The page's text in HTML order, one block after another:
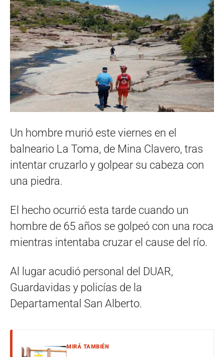
Un hombre murió este viernes en el
balneario La Toma, de Mina Clavero, tras
intentar cruzarlo y golpear su cabeza con
una piedra.
El hecho ocurrió esta tarde cuando un
hombre de 65 años se golpeó con una roca
mientras intentaba cruzar el cause del río.
Al lugar acudió personal del DUAR,
Guardavidas y policías de la
Departamental San Alberto.
MIRÁ TAMBIÉN